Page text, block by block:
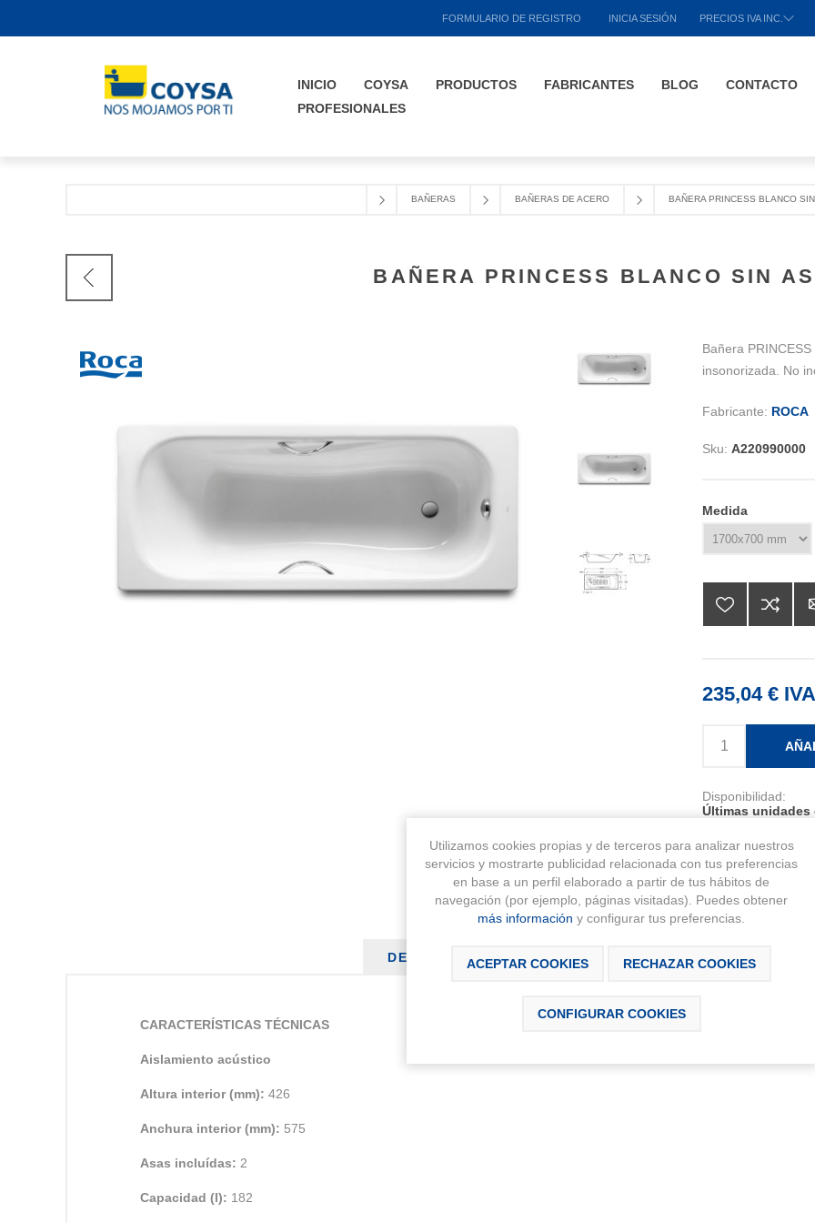
FORMULARIO DE REGISTRO INICIA SESIÓN PRECIOS IVA INC.
INICIO COYSA PRODUCTOS FABRICANTES BLOG
CONTACTO
PROFESIONALES
BAÑERAS BAÑERAS DE ACERO BAÑERA PRINCESS BLANCO
BAÑERA PRINCESS BLANCO SIN
Bañera
insonorizada. No
Fabricante: ROCA
Sku: A220990000
Medida
235,04 €
Disponibilidad:
Últimas unidades
DESCRIPCIÓN DESCARGABLES
CARACTERÍSTICAS TÉCNICAS
Aislamiento acústico
Altura interior (mm): 426
Anchura interior (mm): 575
Asas incluídas: 2
Capacidad (l): 182
Utilizamos cookies propias y de terceros para analizar nuestros
servicios y mostrarte publicidad relacionada con tus preferencias
en base a un perfil elaborado a partir de tus hábitos de
navegación (por ejemplo, páginas visitadas). Puedes obtener
más información y configurar tus preferencias.
ACEPTAR COOKIES RECHAZAR COOKIES
CONFIGURAR COOKIES